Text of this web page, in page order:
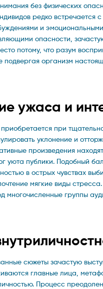
без физических
редко
и
опасности,
потому, что разум
подвергая организм
ужаса и
при
уклонение и
произведения
уюта публики. Подобный
в острых чувствах
мягкие виды
многочисленные группы
сюжеты зачастую
главные лица,
Процесс